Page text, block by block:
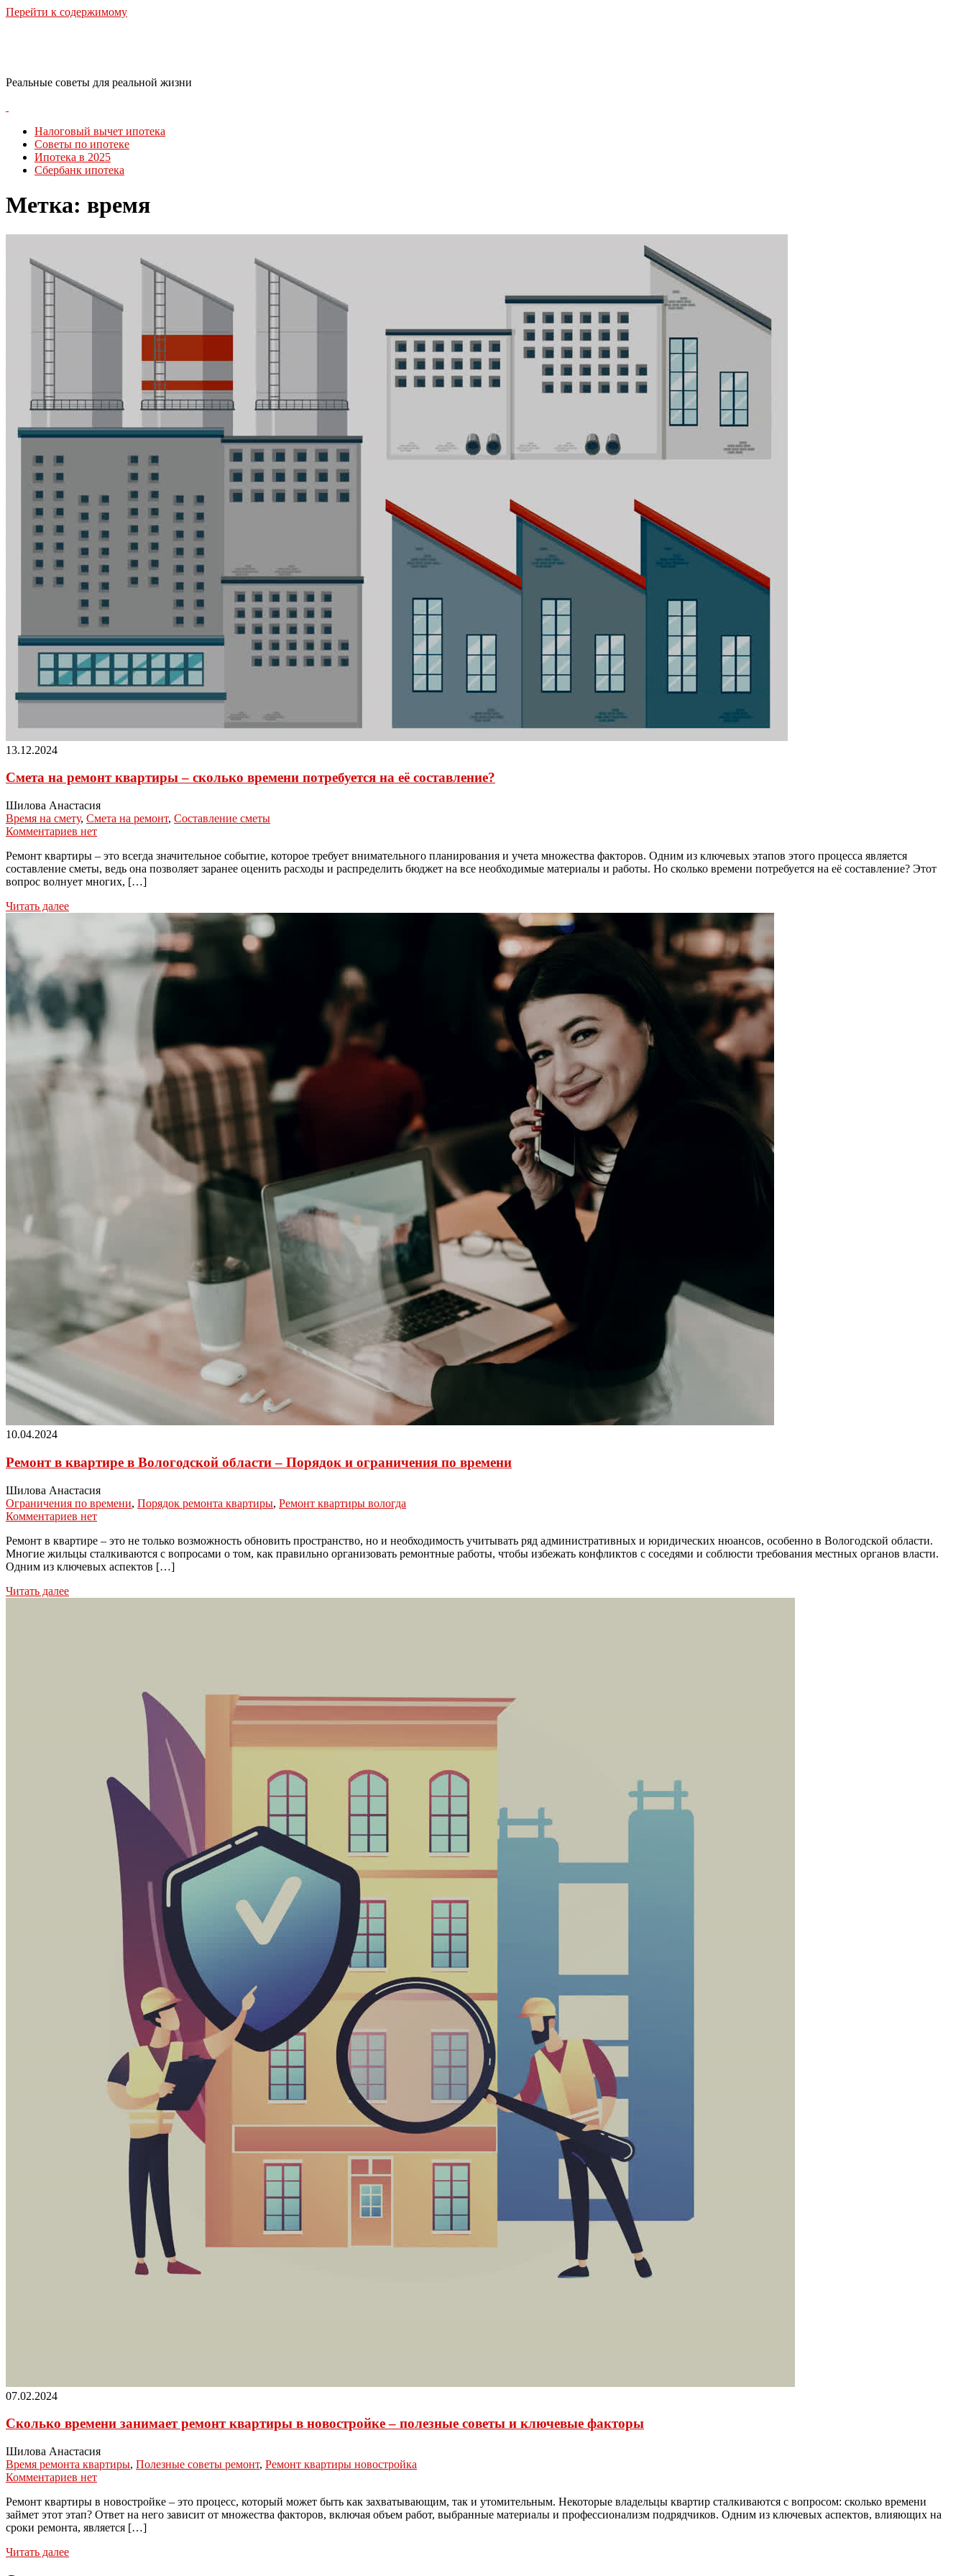
Перейти к содержимому
Реальные советы для реальной жизни
Налоговый вычет ипотека
Советы по ипотеке
Ипотека в 2025
Сбербанк ипотека
Метка: время
13.12.2024
Смета на ремонт квартиры – сколько времени потребуется на её составление?
Шилова Анастасия
Время на смету, Смета на ремонт, Составление сметы
Комментариев нет
Ремонт квартиры – это всегда значительное событие, которое требует внимательного планирования и учета множества факторов. Одним из ключевых этапов этого процесса является
составление сметы, ведь она позволяет заранее оценить расходы и распределить бюджет на все необходимые материалы и работы. Но сколько времени потребуется на её составление? Этот
вопрос волнует многих, […]
Читать далее
10.04.2024
Ремонт в квартире в Вологодской области – Порядок и ограничения по времени
Шилова Анастасия
Ограничения по времени, Порядок ремонта квартиры, Ремонт квартиры вологда
Комментариев нет
Ремонт в квартире – это не только возможность обновить пространство, но и необходимость учитывать ряд административных и юридических нюансов, особенно в Вологодской области.
Многие жильцы сталкиваются с вопросами о том, как правильно организовать ремонтные работы, чтобы избежать конфликтов с соседями и соблюсти требования местных органов власти.
Одним из ключевых аспектов […]
Читать далее
07.02.2024
Сколько времени занимает ремонт квартиры в новостройке – полезные советы и ключевые факторы
Шилова Анастасия
Время ремонта квартиры, Полезные советы ремонт, Ремонт квартиры новостройка
Комментариев нет
Ремонт квартиры в новостройке – это процесс, который может быть как захватывающим, так и утомительным. Некоторые владельцы квартир сталкиваются с вопросом: сколько времени
займет этот этап? Ответ на него зависит от множества факторов, включая объем работ, выбранные материалы и профессионализм подрядчиков. Одним из ключевых аспектов, влияющих на
сроки ремонта, является […]
Читать далее